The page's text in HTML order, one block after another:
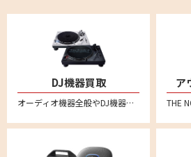
DJ機器買取
オーディオ機器全般やDJ機器の買取強化中です。全国対応の宅配買取で、不要になったオーディオ機器をお売りください。 ターンテーブル、DJコントローラー、インターフェイス、CDJ、DJミキサー、DJエフェクター、シーケンサー、サンプラー、ヘッドホンやバイナル、MIDIコントローラーなども買い取りいたしております。
ア